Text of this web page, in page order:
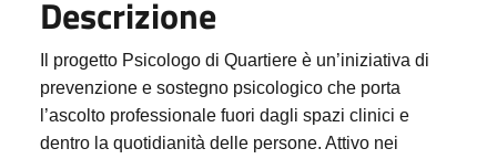
Descrizione
Il progetto Psicologo di Quartiere è un’iniziativa di
prevenzione e sostegno psicologico che porta
l’ascolto professionale fuori dagli spazi clinici e
dentro la quotidianità delle persone. Attivo nei